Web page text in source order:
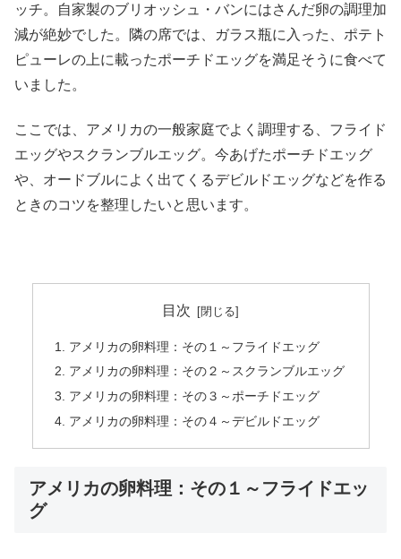
ッチ。自家製のブリオッシュ・バンにはさんだ卵の調理加
減が絶妙でした。隣の席では、ガラス瓶に入った、ポテト
ピューレの上に載ったポーチドエッグを満足そうに食べて
いました。
ここでは、アメリカの一般家庭でよく調理する、フライド
エッグやスクランブルエッグ。今あげたポーチドエッグ
や、オードブルによく出てくるデビルドエッグなどを作る
ときのコツを整理したいと思います。
目次
アメリカの卵料理：その１～フライドエッグ
アメリカの卵料理：その２～スクランブルエッグ
アメリカの卵料理：その３～ポーチドエッグ
アメリカの卵料理：その４～デビルドエッグ
アメリカの卵料理：その１～フライドエッ
グ